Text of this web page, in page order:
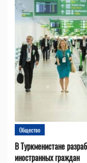
Общество
В Туркменистане
иностранных граждан